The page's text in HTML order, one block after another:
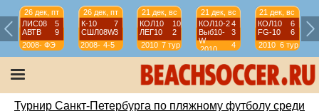
26 дек, пт
ЛИС08
5
АВТВ
9
2008-
2009
ФЭ
26 дек, пт
К-10
7
СШЛ08W3
2008-
2009
4-5
21 дек, вс
КОЛ10
10
ЛЕГ10
2
2010 7 тур
21 дек, вс
КОЛ10-24
Выб10-
W
3
2010
4
тур
21 дек, вс
КОЛ10
6
FG-10
6
2010 6 тур
Турнир Санкт-Петербурга по пляжному футболу среди